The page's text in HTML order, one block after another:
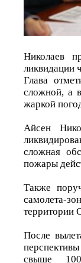
Николаев
ликвидации
Глава
сложной, а
жаркой
Айсен
сложная
пожары
Также
самолета-
территории
После
свыше